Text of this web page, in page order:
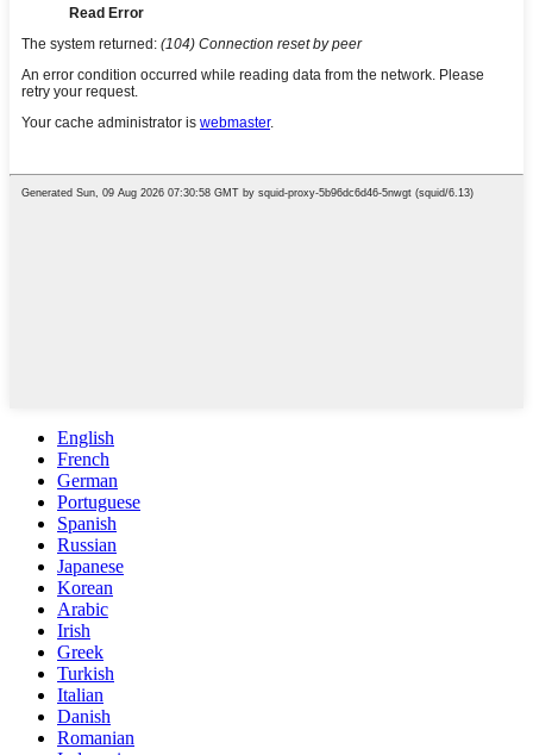
English
French
German
Portuguese
Spanish
Russian
Japanese
Korean
Arabic
Irish
Greek
Turkish
Italian
Danish
Romanian